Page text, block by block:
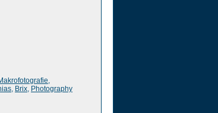
,
, Brix, Photography